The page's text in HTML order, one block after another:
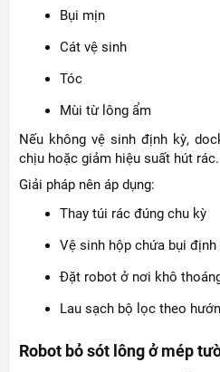
Bụi mịn
Cát vệ sinh
Tóc
Mùi từ lông ẩm
Nếu không vệ sinh định kỳ,
chịu hoặc giảm hiệu suất hút rác.
Giải pháp nên áp dụng:
Thay túi rác đúng chu kỳ
Vệ sinh hộp chứa bụi định
Đặt robot ở nơi khô
Lau sạch bộ lọc theo
Robot bỏ sót lông ở mép